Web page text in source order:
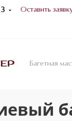
Оставить
Багетная